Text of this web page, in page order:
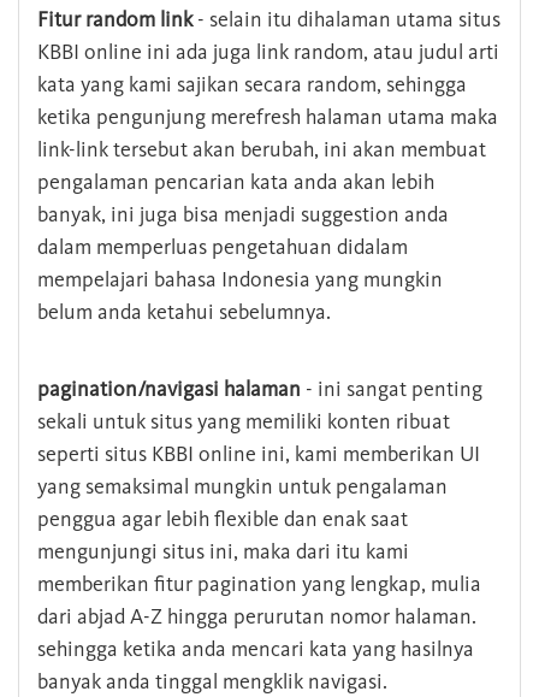
Fitur random link- selain itu dihalaman utama situs
KBBI online ini ada juga link random, atau judul arti
kata yang kami sajikan secara random, sehingga
ketika pengunjung merefresh halaman utama maka
link-link tersebut akan berubah, ini akan membuat
pengalaman pencarian kata anda akan lebih
banyak, ini juga bisa menjadi suggestion anda
dalam memperluas pengetahuan didalam
mempelajari bahasa Indonesia yang mungkin
belum anda ketahui sebelumnya.
pagination/navigasi halaman - ini sangat penting
sekali untuk situs yang memiliki konten ribuat
seperti situs KBBI online ini, kami memberikan UI
yang semaksimal mungkin untuk pengalaman
penggua agar lebih flexible dan enak saat
mengunjungi situs ini, maka dari itu kami
memberikan fitur pagination yang lengkap, mulia
dari abjad A-Z hingga perurutan nomor halaman.
sehingga ketika anda mencari kata yang hasilnya
banyak anda tinggal mengklik navigasi.